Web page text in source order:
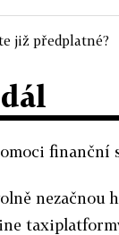
již předplatné?
finanční